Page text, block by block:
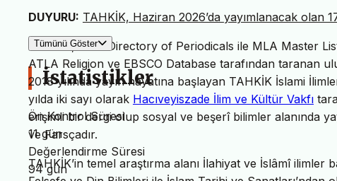
DUYURU: TAHKİK, Haziran 2026’da yayımlanacak olan
TAHKİK, MLA Directory of Periodicals ile MLA Master
ATLA Religion ve EBSCO Database tarafından taranan
2018 yılında yayın hayatına başlayan TAHKİK İslami
yılda iki sayı olarak Hacıveyiszade İlim ve Kültür Vakfı
erişimli bir dergi olup sosyal ve beşerî bilimler alanında
ve Farsçadır.
TAHKİK’in temel araştırma alanı İlahiyat ve İslâmî
Tümünü Göster
İstatistikler
Ön Kontrol Süresi
11 gün
Değerlendirme Süresi
94 gün